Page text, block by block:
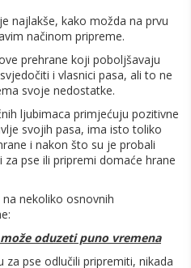
najlakše, kako možda na prvu
načinom pripreme.
prehrane koji poboljšavaju
i vlasnici pasa, ali to ne
svoje nedostatke.
ljubimaca primjećuju pozitivne
svojih pasa, ima isto toliko
i nakon što su je probali
pse ili pripremi domaće hrane
nekoliko osnovnih
oduzeti puno vremena
pse odlučili pripremiti, nikada